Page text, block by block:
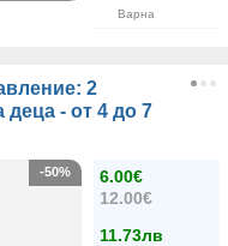
Варна
2
- от 4 до 7
6.00€
12.00€
11.73лв
-50%